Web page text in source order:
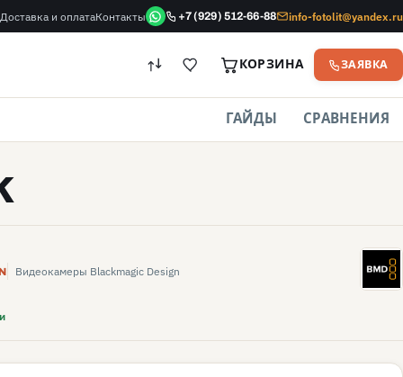
Доставка и оплатаКонтакты +7 (929) 512-66-88 info-fotolit@yandex.ru
КОРЗИНА ЗАЯВКА
ГАЙДЫ СРАВНЕНИЯ
Видеокамеры Blackmagic Design BD